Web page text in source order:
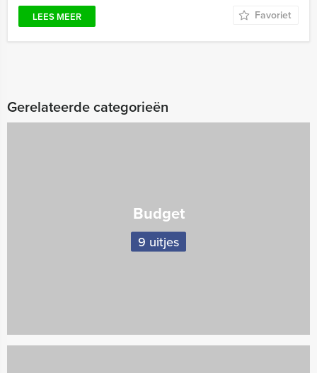
LEES MEER Favoriet
Gerelateerde categorieën
Budget
9 uitjes